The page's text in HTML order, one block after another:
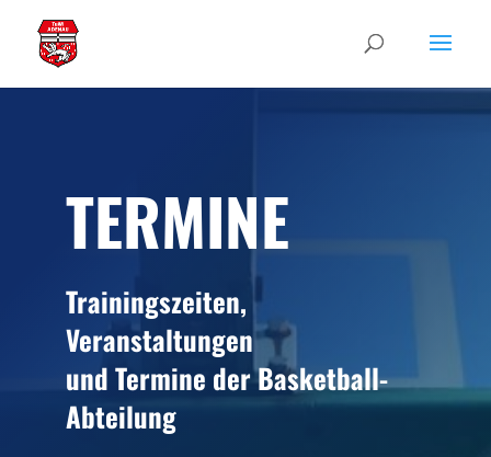
TERMINE
Trainingszeiten,
Veranstaltungen
und Termine der Basketball-
Abteilung